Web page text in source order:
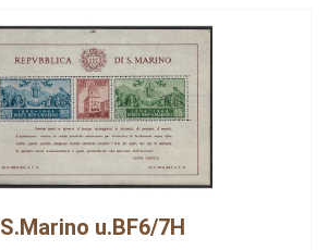
S.Marino u.BF6/7H